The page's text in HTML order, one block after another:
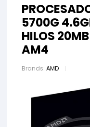
5700G
HILOS
AM4
Brands: AMD